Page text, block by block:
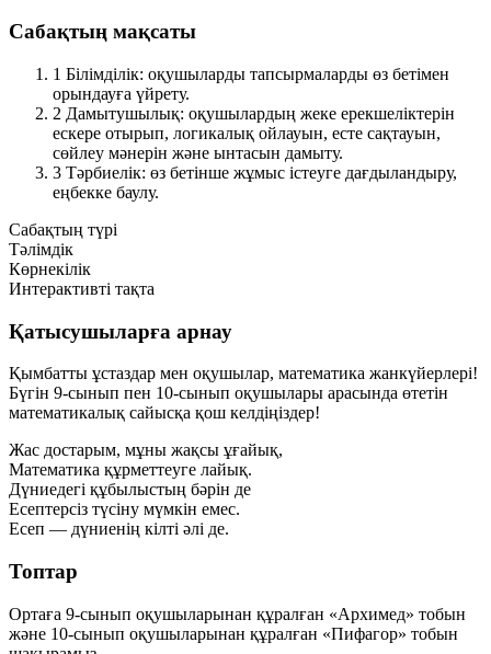
Сабақтың мақсаты
1 Білімділік: оқушыларды тапсырмаларды өз бетімен
орындауға үйрету.
2 Дамытушылық: оқушылардың жеке ерекшеліктерін
ескере отырып, логикалық ойлауын, есте сақтауын,
сөйлеу мәнерін және ынтасын дамыту.
3 Тәрбиелік: өз бетінше жұмыс істеуге дағдыландыру,
еңбекке баулу.
Сабақтың түрі
Тәлімдік
Көрнекілік
Интерактивті тақта
Қатысушыларға арнау
Қымбатты ұстаздар мен оқушылар, математика жанкүйерлері!
Бүгін 9-сынып пен 10-сынып оқушылары арасында өтетін
математикалық сайысқа қош келдіңіздер!
Жас достарым, мұны жақсы ұғайық,
Математика құрметтеуге лайық.
Дүниедегі құбылыстың бәрін де
Есептерсіз түсіну мүмкін емес.
Есеп — дүниенің кілті әлі де.
Топтар
Ортаға 9-сынып оқушыларынан құралған «Архимед» тобын
және 10-сынып оқушыларынан құралған «Пифагор» тобын